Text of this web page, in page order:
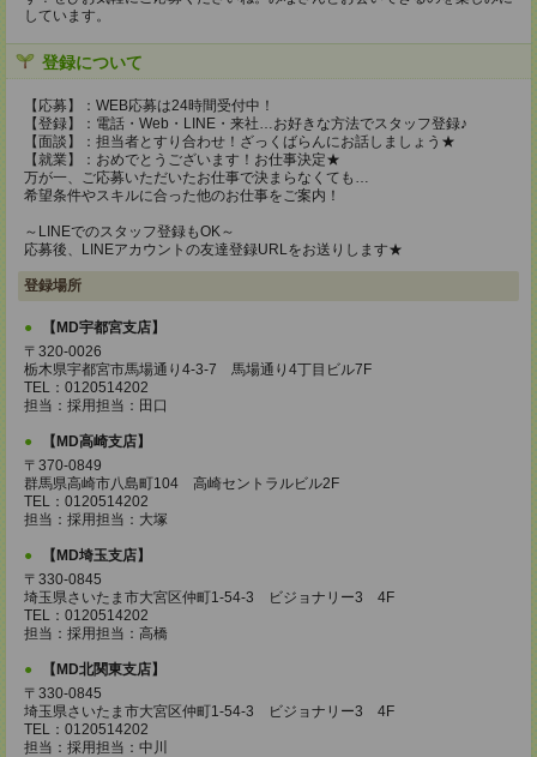
しています。
登録について
【応募】：WEB応募は24時間受付中！
【登録】：電話・Web・LINE・来社…お好きな方法でスタッフ登録♪
【面談】：担当者とすり合わせ！ざっくばらんにお話しましょう★
【就業】：おめでとうございます！お仕事決定★
万が一、ご応募いただいたお仕事で決まらなくても…
希望条件やスキルに合った他のお仕事をご案内！
～LINEでのスタッフ登録もOK～
応募後、LINEアカウントの友達登録URLをお送りします★
登録場所
【MD宇都宮支店】
〒320-0026
栃木県宇都宮市馬場通り4-3-7 馬場通り4丁目ビル7F
TEL：0120514202
担当：採用担当：田口
【MD高崎支店】
〒370-0849
群馬県高崎市八島町104 高崎セントラルビル2F
TEL：0120514202
担当：採用担当：大塚
【MD埼玉支店】
〒330-0845
埼玉県さいたま市大宮区仲町1-54-3 ビジョナリー3 4F
TEL：0120514202
担当：採用担当：高橋
【MD北関東支店】
〒330-0845
埼玉県さいたま市大宮区仲町1-54-3 ビジョナリー3 4F
TEL：0120514202
担当：採用担当：中川